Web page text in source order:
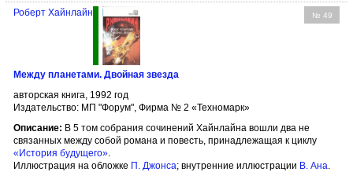
№ 49
Роберт Хайнлайн
Между планетами. Двойная звезда
авторская книга, 1992 год
Издательство: МП "Форум", Фирма № 2 «Техномарк»
Описание: В 5 том собрания сочинений Хайнлайна вошли два не
связанных между собой романа и повесть, принадлежащая к циклу
«История будущего»
Иллюстрация на обложке П. Джонса; внутренние иллюстрации В. Ана